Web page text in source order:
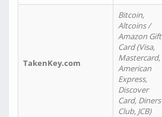
TakenKey.com
Bitcoin,
Altcoins /
Amazon Gift
Card (Visa,
Mastercard,
American
Express,
Discover
Card, Diners
Club, JCB)